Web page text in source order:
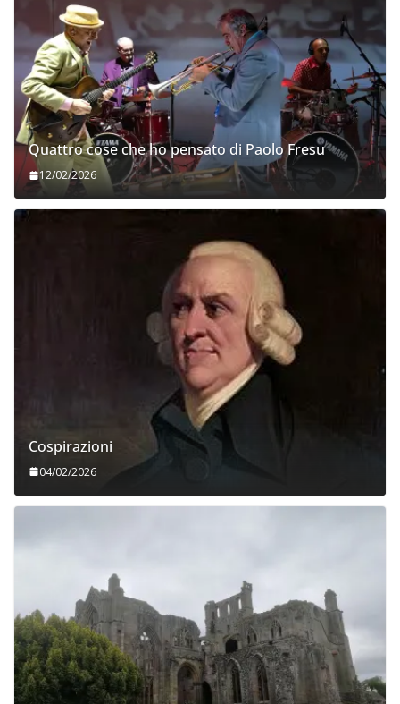
Quattro cose che ho pensato di Paolo Fresu
12/02/2026
Cospirazioni
04/02/2026